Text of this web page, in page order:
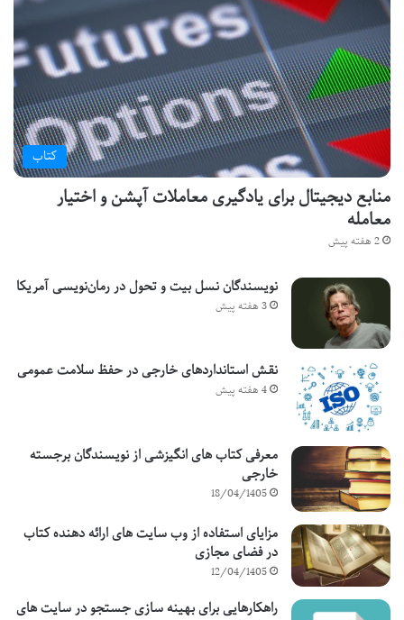
کتاب
منابع دیجیتال برای یادگیری معاملات آپشن و اختیار
معامله
2 هفته پیش
نویسندگان نسل بیت و تحول در رمان‌نویسی آمریکا
3 هفته پیش
نقش استانداردهای خارجی در حفظ سلامت عمومی
4 هفته پیش
معرفی کتاب های انگیزشی از نویسندگان برجسته
خارجی
18/04/1405
مزایای استفاده از وب سایت های ارائه دهنده کتاب
در فضای مجازی
12/04/1405
راهکارهایی برای بهینه سازی جستجو در سایت های